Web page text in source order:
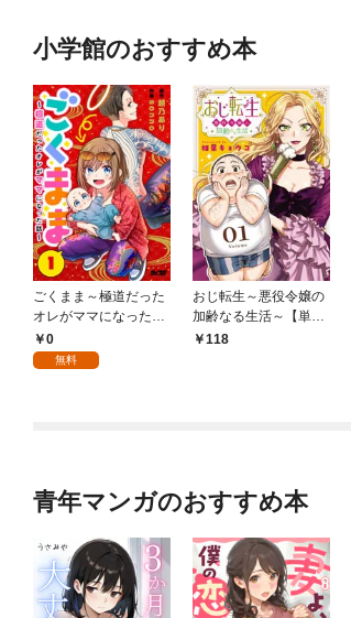
小学館のおすすめ本
ごくまま～極道だった
オレがママになった話
～【単話】（１）
0
無料
おじ転生～悪役令嬢の
加齢なる生活～【単
話】（１）
118
青年マンガのおすすめ本